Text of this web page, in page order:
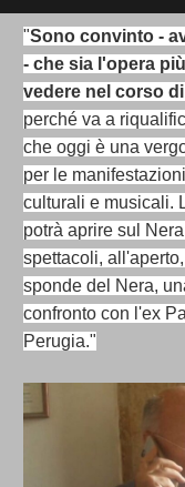
"Sono convinto -
- che sia l'opera
vedere nel corso
perché va a
che oggi è una
per le
culturali e musicali.
potrà aprire sul
spettacoli,
sponde del Nera,
confronto con l'ex
Perugia."